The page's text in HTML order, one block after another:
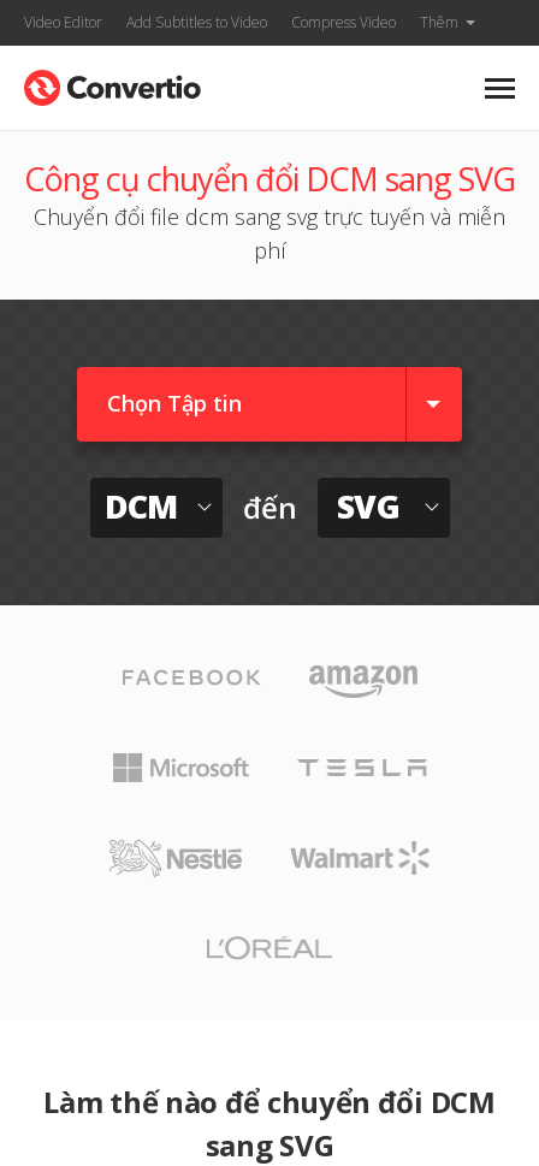
Video Editor Add Subtitles to Video Compress Video Thêm
Công cụ chuyển đổi DCM sang SVG
Chuyển đổi file dcm sang svg trực tuyến và miễn
phí
Chọn Tập tin
DCM đến SVG
Làm thế nào để chuyển đổi DCM
sang SVG